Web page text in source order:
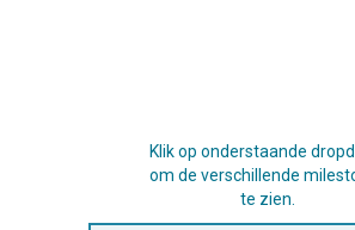
Klik op onderstaande
om de verschillende
te zien.